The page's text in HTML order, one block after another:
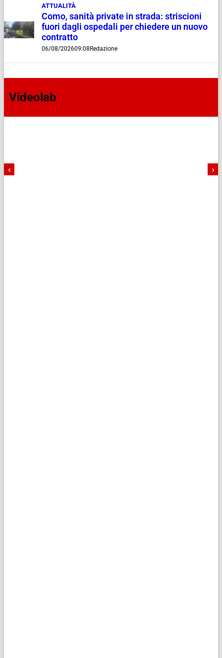
ATTUALITÀ
Como, sanità private in strada: striscioni
fuori dagli ospedali per chiedere un nuovo
contratto
06/08/202609:08 Redazione
Videolab
‹ ›